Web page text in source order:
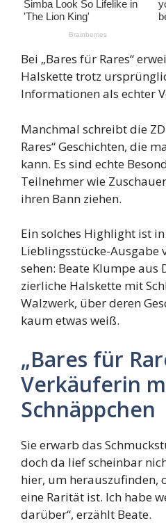
Bei „Bares für Rares“
Halskette trotz
Informationen als echter
Manchmal schreibt die
Rares“ Geschichten, die
kann. Es sind echte
Teilnehmer wie
ihren Bann ziehen.
Ein solches Highlight ist
Lieblingsstücke-Ausgabe
sehen: Beate Klumpe aus
zierliche Halskette mit
Walzwerk, über deren
kaum etwas weiß.
„Bares für
Verkäuferin
Schnäppchen
Sie erwarb das
doch da lief scheinbar
hier, um herauszufinden,
eine Rarität ist. Ich habe
darüber“, erzählt Beate.